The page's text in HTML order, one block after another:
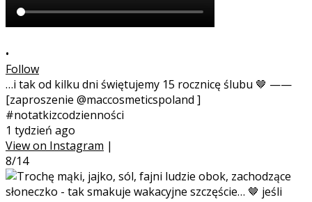
•
Follow
…i tak od kilku dni świętujemy 15 rocznicę ślubu 🤎 ——
[zaproszenie @maccosmeticspoland ]
#notatkizcodzienności
1 tydzień ago
View on Instagram |
8/14